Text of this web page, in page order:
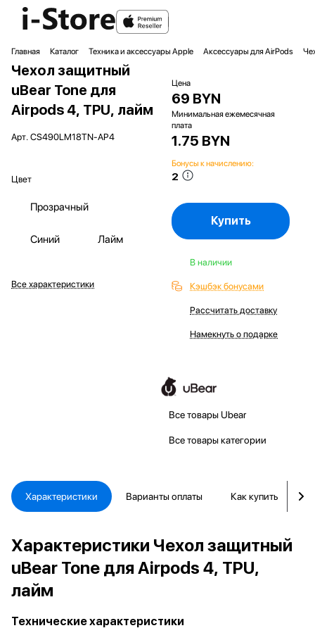
Главная Каталог Техника и аксессуары Apple Аксессуары для AirPods
Чехол защитный
uBear Tone для
Airpods 4, TPU, лайм
Арт. CS490LM18TN-AP4
Цвет
Прозрачный
Синий Лайм
Все характеристики
Цена
69 BYN
Минимальная ежемесячная
плата
1.75 BYN
Бонусы к начислению:
2
Купить
В наличии
Кэшбэк бонусами
Рассчитать доставку
Намекнуть о подарке
Все товары Ubear
Все товары категории
Характеристики Варианты оплаты Как купить
Характеристики Чехол защитный
uBear Tone для Airpods 4, TPU,
лайм
Технические характеристики